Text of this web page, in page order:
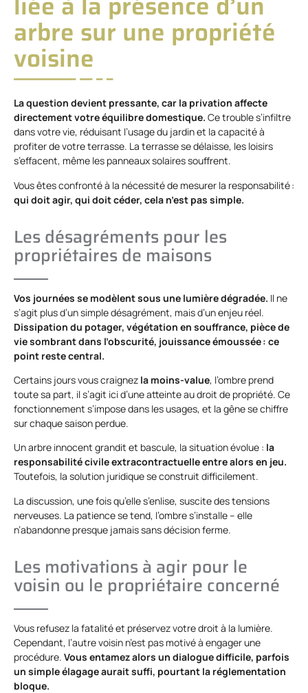
arbre sur une propriété
voisine
La question devient pressante, car la privation affecte
directement votre équilibre domestique. Ce trouble s’infiltre
dans votre vie, réduisant l’usage du jardin et la capacité à
profiter de votre terrasse. La terrasse se délaisse, les loisirs
s’effacent, même les panneaux solaires souffrent.
Vous êtes confronté à la nécessité de mesurer la responsabilité :
qui doit agir, qui doit céder, cela n’est pas simple.
Les désagréments pour les
propriétaires de maisons
Vos journées se modèlent sous une lumière dégradée. Il ne
s’agit plus d’un simple désagrément, mais d’un enjeu réel.
Dissipation du potager, végétation en souffrance, pièce de
vie sombrant dans l’obscurité, jouissance émoussée : ce
point reste central.
Certains jours vous craignez la moins-value, l’ombre prend
toute sa part, il s’agit ici d’une atteinte au droit de propriété. Ce
fonctionnement s’impose dans les usages, et la gêne se chiffre
sur chaque saison perdue.
Un arbre innocent grandit et bascule, la situation évolue : la
responsabilité civile extracontractuelle entre alors en jeu.
Toutefois, la solution juridique se construit difficilement.
La discussion, une fois qu’elle s’enlise, suscite des tensions
nerveuses. La patience se tend, l’ombre s’installe – elle
n’abandonne presque jamais sans décision ferme.
Les motivations à agir pour le
voisin ou le propriétaire concerné
Vous refusez la fatalité et préservez votre droit à la lumière.
Cependant, l’autre voisin n’est pas motivé à engager une
procédure. Vous entamez alors un dialogue difficile, parfois
un simple élagage aurait suffi, pourtant la réglementation
bloque.